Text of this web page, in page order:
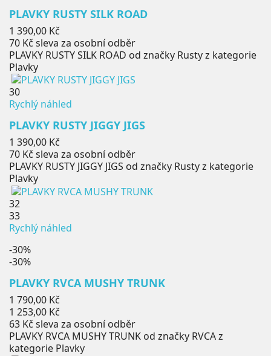
PLAVKY RUSTY SILK ROAD
Cena
1 390,00 Kč
70 Kč sleva za osobní odběr
PLAVKY RUSTY SILK ROAD od značky Rusty z kategorie
Plavky
30
Rychlý náhled
PLAVKY RUSTY JIGGY JIGS
Cena
1 390,00 Kč
70 Kč sleva za osobní odběr
PLAVKY RUSTY JIGGY JIGS od značky Rusty z kategorie
Plavky
32
33
Rychlý náhled
-30%
-30%
PLAVKY RVCA MUSHY TRUNK
Běžná
cena
1 790,00 Kč
Cena
1 253,00 Kč
63 Kč sleva za osobní odběr
PLAVKY RVCA MUSHY TRUNK od značky RVCA z
kategorie Plavky